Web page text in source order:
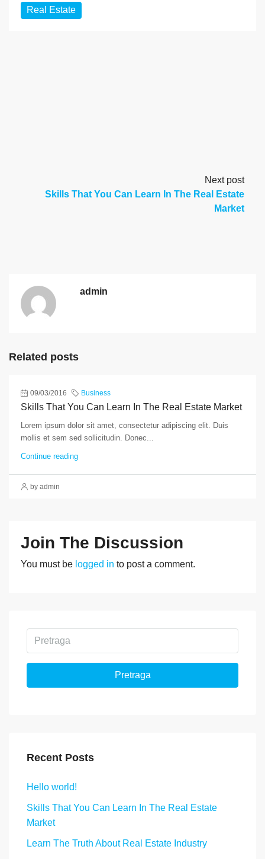
Real Estate
Next post
Skills That You Can Learn In The Real Estate
Market
admin
Related posts
09/03/2016 Business
Skills That You Can Learn In The Real Estate Market
Lorem ipsum dolor sit amet, consectetur adipiscing elit. Duis
mollis et sem sed sollicitudin. Donec...
Continue reading
by admin
Join The Discussion
You must be logged in to post a comment.
Pretraga
Recent Posts
Hello world!
Skills That You Can Learn In The Real Estate
Market
Learn The Truth About Real Estate Industry